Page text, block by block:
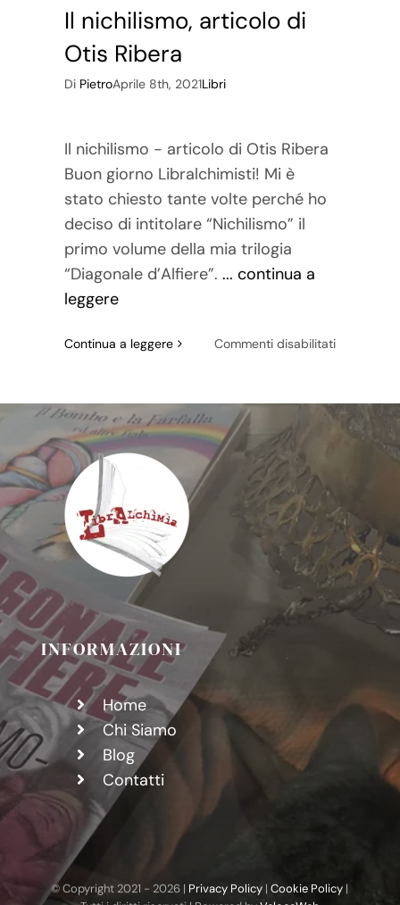
Il nichilismo, articolo di
Otis Ribera
Di PietroAprile 8th, 2021Libri
Il nichilismo - articolo di Otis Ribera
Buon giorno Libralchimisti! Mi è
stato chiesto tante volte perché ho
deciso di intitolare “Nichilismo” il
primo volume della mia trilogia
“Diagonale d’Alfiere”. ... continua a
leggere
Continua a leggere Commenti disabilitatisu
articolo
INFORMAZIONI
Home
Chi Siamo
Blog
Contatti
© Copyright 2021 - 2026 | Privacy Policy |Cookie Policy |